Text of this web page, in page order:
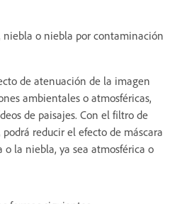
o niebla por contaminación
de atenuación de la imagen
ambientales o atmosféricas,
de paisajes. Con el filtro de
reducir el efecto de máscara
la niebla, ya sea atmosférica o